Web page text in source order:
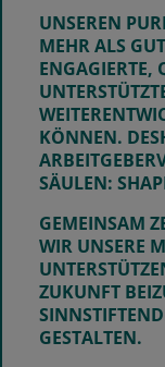
UNSEREN
MEHR ALS
ENGAGIERTE,
KÖNNEN.
SÄULEN:
GEMEINSAM
WIR UNSERE
ZUKUNFT
GESTALTEN.